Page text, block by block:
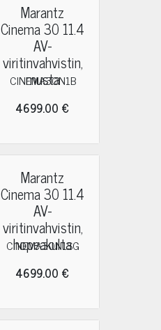
Marantz
Cinema 30 11.4
AV-
viritinvahvistin,
musta
CINEMA30N1B
4699.00 €
Marantz
Cinema 30 11.4
AV-
viritinvahvistin,
hopeakulta
CINEMA30N1SG
4699.00 €